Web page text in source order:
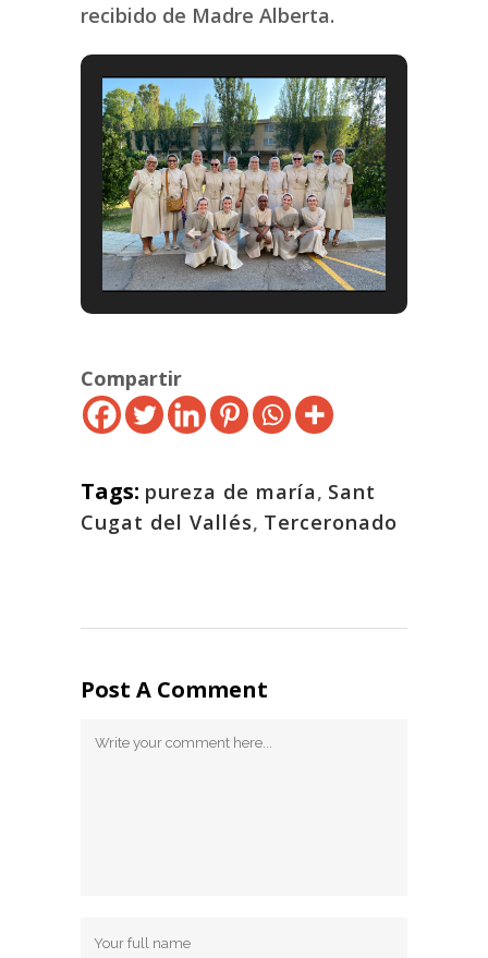
recibido de Madre Alberta.
Compartir
Tags: pureza de maría, Sant
Cugat del Vallés, Terceronado
Post A Comment